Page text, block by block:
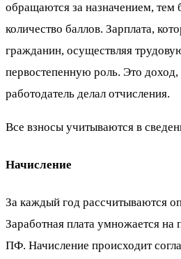
обращаются за назначением, тем
количество баллов. Зарплата,
гражданин, осуществляя
первостепенную роль. Это доход,
работодатель делал отчисления.
Все взносы учитываются в
Начисление
За каждый год рассчитываются
Заработная плата умножается на
ПФ. Начисление происходит